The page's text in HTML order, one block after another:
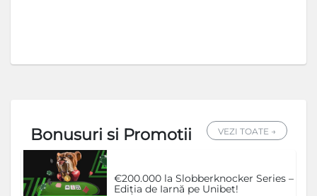
Bonusuri si Promotii VEZI TOATE →
€200.000 la Slobberknocker Series –
Ediția de Iarnă pe Unibet!